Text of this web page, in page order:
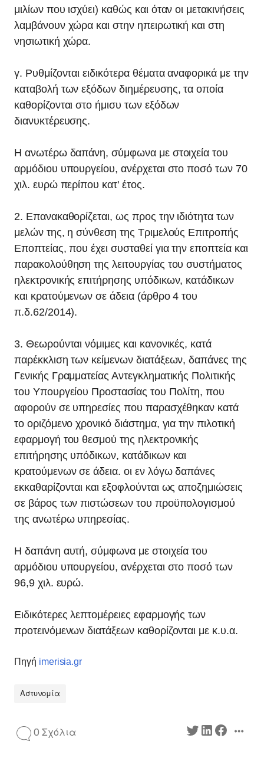
μιλίων που ισχύει) καθώς και όταν οι μετακινήσεις
λαμβάνουν χώρα και στην ηπειρωτική και στη
νησιωτική χώρα.
γ. Ρυθμίζονται ειδικότερα θέματα αναφορικά με την
καταβολή των εξόδων διημέρευσης, τα οποία
καθορίζονται στο ήμισυ των εξόδων
διανυκτέρευσης.
Η ανωτέρω δαπάνη, σύμφωνα με στοιχεία του
αρμόδιου υπουργείου, ανέρχεται στο ποσό των 70
χιλ. ευρώ περίπου κατ' έτος.
2. Επανακαθορίζεται, ως προς την ιδιότητα των
μελών της, η σύνθεση της Τριμελούς Επιτροπής
Εποπτείας, που έχει συσταθεί για την εποπτεία και
παρακολούθηση της λειτουργίας του συστήματος
ηλεκτρονικής επιτήρησης υπόδικων, κατάδικων
και κρατούμενων σε άδεια (άρθρο 4 του
π.δ.62/2014).
3. Θεωρούνται νόμιμες και κανονικές, κατά
παρέκκλιση των κείμενων διατάξεων, δαπάνες της
Γενικής Γραμματείας Αντεγκληματικής Πολιτικής
του Υπουργείου Προστασίας του Πολίτη, που
αφορούν σε υπηρεσίες που παρασχέθηκαν κατά
το οριζόμενο χρονικό διάστημα, για την πιλοτική
εφαρμογή του θεσμού της ηλεκτρονικής
επιτήρησης υπόδικων, κατάδικων και
κρατούμενων σε άδεια. οι εν λόγω δαπάνες
εκκαθαρίζονται και εξοφλούνται ως αποζημιώσεις
σε βάρος των πιστώσεων του προϋπολογισμού
της ανωτέρω υπηρεσίας.
Η δαπάνη αυτή, σύμφωνα με στοιχεία του
αρμόδιου υπουργείου, ανέρχεται στο ποσό των
96,9 χιλ. ευρώ.
Ειδικότερες λεπτομέρειες εφαρμογής των
προτεινόμενων διατάξεων καθορίζονται με κ.υ.α.
Πηγή imerisia.gr
Αστυνομία
0 Σχόλια